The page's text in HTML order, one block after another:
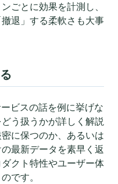
ごとに効果を計測し、
退」する柔軟さも大事
ビスの話を例に挙げな
どう扱うかが詳しく解説
に保つのか、あるいは
最新データを素早く返
クト特性やユーザー体
です。